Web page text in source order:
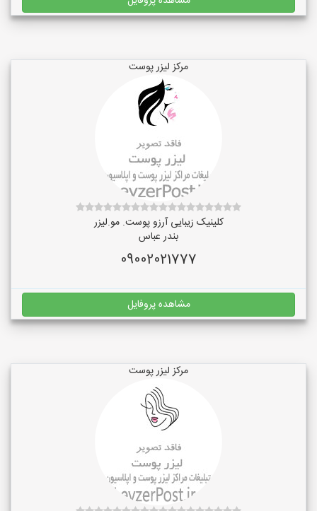
مرکز لیزر پوست
کلینیک زیبایی آرزو پوست. مو.لیزر
بندر عباس
09002021777
مشاهده پروفایل
مرکز لیزر پوست